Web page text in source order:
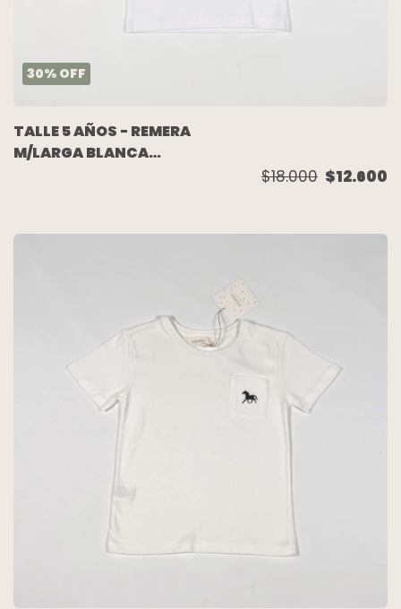
30% OFF
TALLE 5 AÑOS - REMERA
M/LARGA BLANCA
$18.000 $12.600